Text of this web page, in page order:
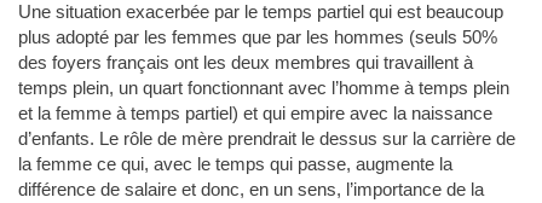
Une situation exacerbée par le temps partiel qui est beaucoup
plus adopté par les femmes que par les hommes (seuls 50%
des foyers français ont les deux membres qui travaillent à
temps plein, un quart fonctionnant avec l’homme à temps plein
et la femme à temps partiel) et qui empire avec la naissance
d’enfants. Le rôle de mère prendrait le dessus sur la carrière de
la femme ce qui, avec le temps qui passe, augmente la
différence de salaire et donc, en un sens, l’importance de la